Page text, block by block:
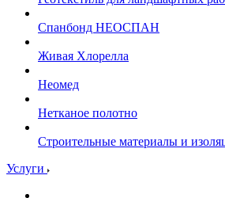
Спанбонд НЕОСПАН
Живая Хлорелла
Нeомед
Нетканое полотно
Строительные материалы и
Услуги